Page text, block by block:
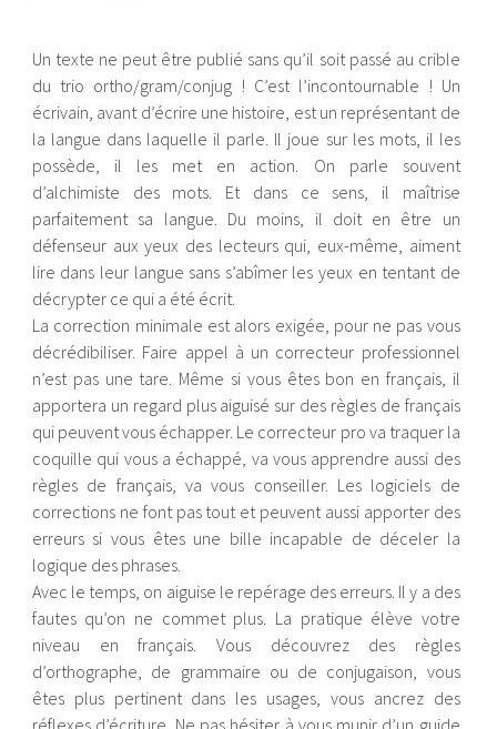
Un texte ne peut être publié sans qu’il soit passé au crible
du trio ortho/gram/conjug ! C’est l’incontournable ! Un
écrivain, avant d’écrire une histoire, est un représentant de
la langue dans laquelle il parle. Il joue sur les mots, il les
possède, il les met en action. On parle souvent
d’alchimiste des mots. Et dans ce sens, il maîtrise
parfaitement sa langue. Du moins, il doit en être un
défenseur aux yeux des lecteurs qui, eux-même, aiment
lire dans leur langue sans s’abîmer les yeux en tentant de
décrypter ce qui a été écrit.
La correction minimale est alors exigée, pour ne pas vous
décrédibiliser. Faire appel à un correcteur professionnel
n’est pas une tare. Même si vous êtes bon en français, il
apportera un regard plus aiguisé sur des règles de français
qui peuvent vous échapper. Le correcteur pro va traquer la
coquille qui vous a échappé, va vous apprendre aussi des
règles de français, va vous conseiller. Les logiciels de
corrections ne font pas tout et peuvent aussi apporter des
erreurs si vous êtes une bille incapable de déceler la
logique des phrases.
Avec le temps, on aiguise le repérage des erreurs. Il y a des
fautes qu’on ne commet plus. La pratique élève votre
niveau en français. Vous découvrez des règles
d’orthographe, de grammaire ou de conjugaison, vous
êtes plus pertinent dans les usages, vous ancrez des